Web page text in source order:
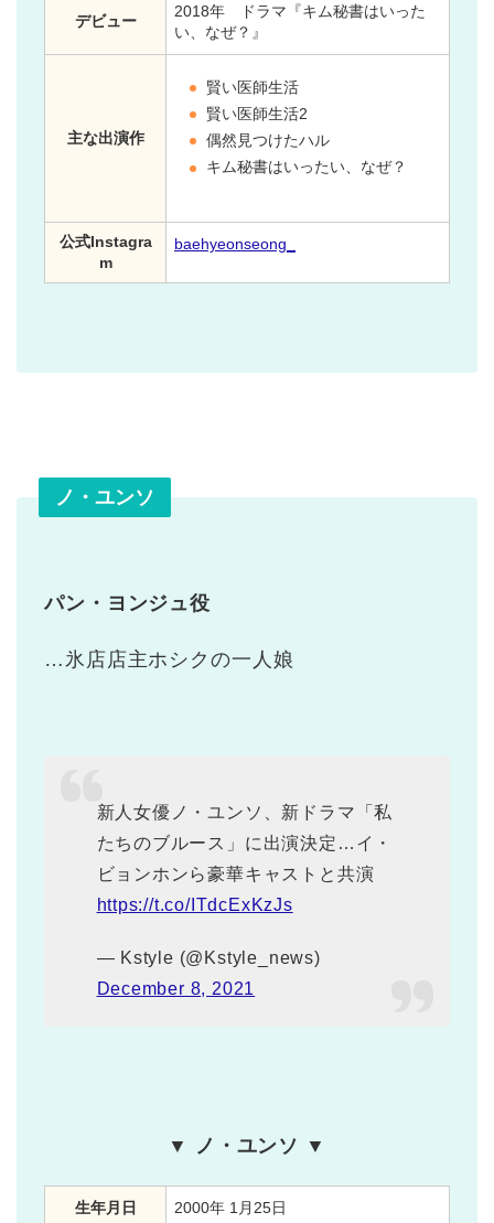
デビュー
2018年 ドラマ『キム秘書はいった
い、なぜ？』
主な出演作
賢い医師生活
賢い医師生活2
偶然見つけたハル
キム秘書はいったい、なぜ？
公式Instagra
m
baehyeonseong_
ノ・ユンソ
パン・ヨンジュ役
…氷店店主ホシクの一人娘
新人女優ノ・ユンソ、新ドラマ「私
たちのブルース」に出演決定…イ・
ビョンホンら豪華キャストと共演
https://t.co/ITdcExKzJs
— Kstyle (@Kstyle_news)
December 8, 2021
▼ ノ・ユンソ ▼
生年月日 2000年 1月25日